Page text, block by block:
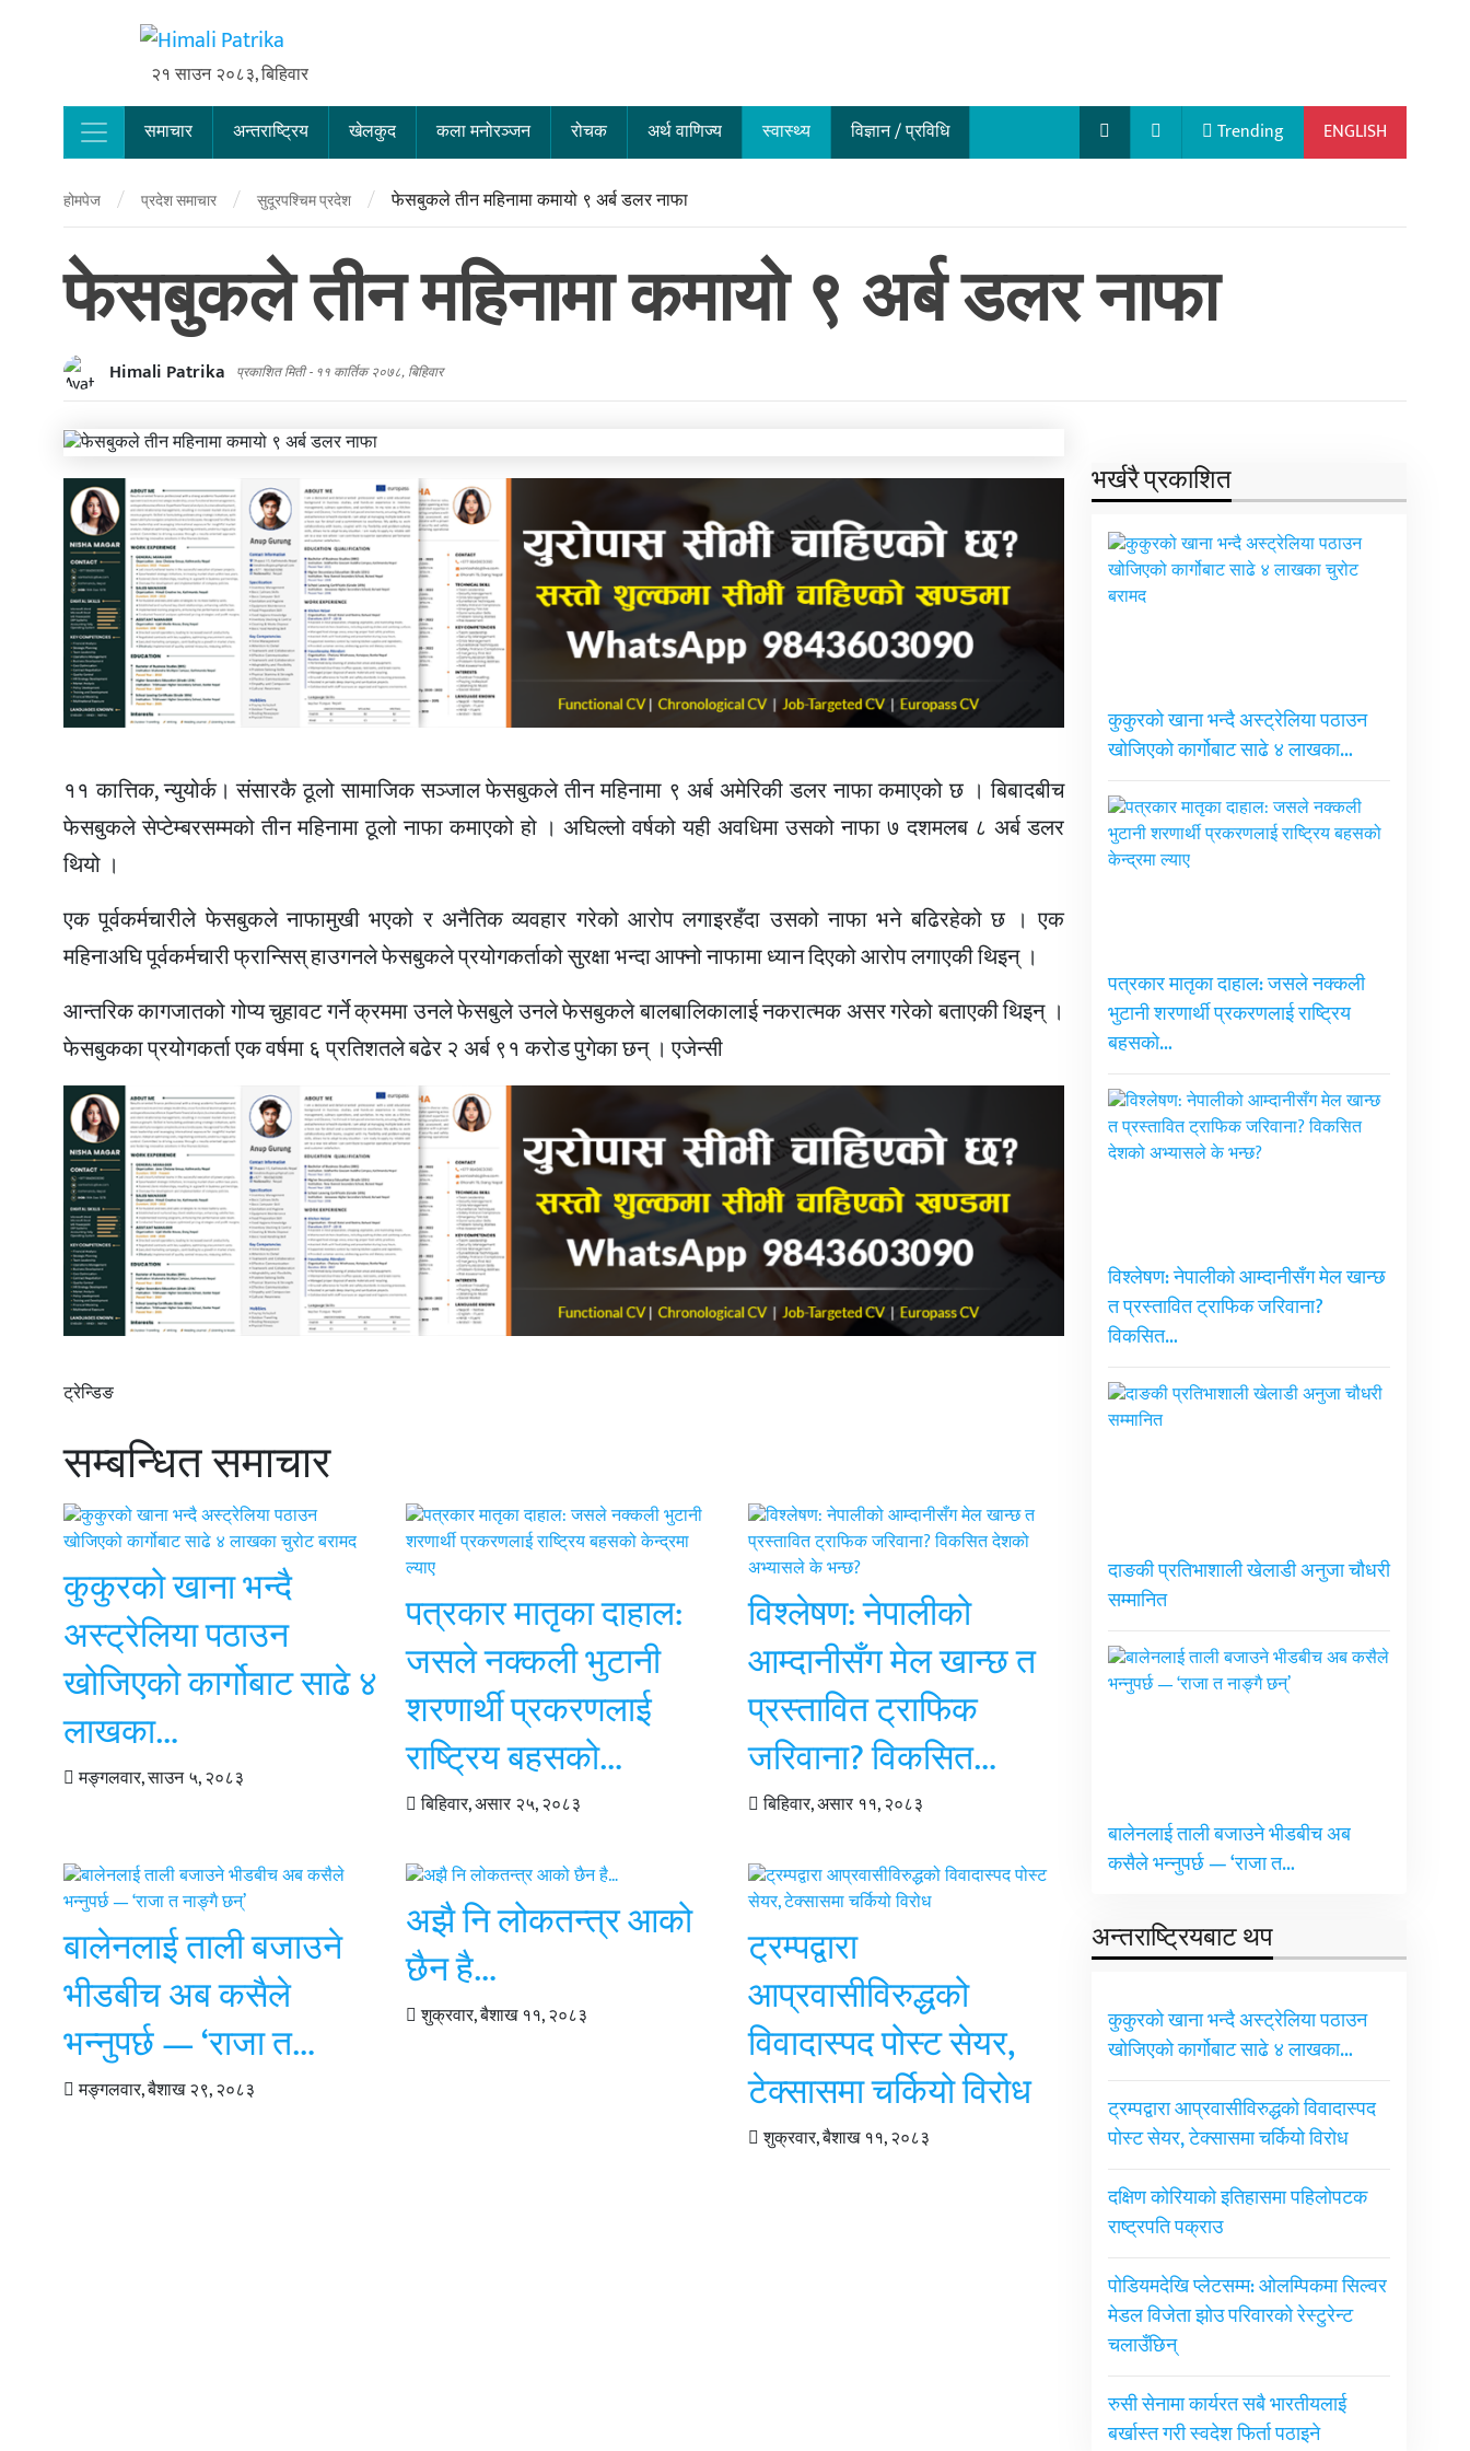
२१ साउन २०८३, बिहिवार
Main Navigation
समाचार अन्तराष्ट्रिय खेलकुद कला मनोरञ्जन रोचक अर्थ वाणिज्य स्वास्थ्य विज्ञान / प्रविधि Trending ENGLISH
होमपेज / प्रदेश समाचार / सुदूरपश्चिम प्रदेश / फेसबुकले तीन महिनामा कमायो ९ अर्ब डलर नाफा
फेसबुकले तीन महिनामा कमायो ९ अर्ब डलर नाफा
Himali Patrika प्रकाशित मिती - ११ कार्तिक २०७८, बिहिवार
११ कात्तिक, न्युयोर्क। संसारकै ठूलो सामाजिक सञ्जाल फेसबुकले तीन महिनामा ९ अर्ब अमेरिकी डलर नाफा कमाएको छ । बिबादबीच
फेसबुकले सेप्टेम्बरसम्मको तीन महिनामा ठूलो नाफा कमाएको हो । अघिल्लो वर्षको यही अवधिमा उसको नाफा ७ दशमलब ८ अर्ब डलर
थियो ।
एक पूर्वकर्मचारीले फेसबुकले नाफामुखी भएको र अनैतिक व्यवहार गरेको आरोप लगाइरहँदा उसको नाफा भने बढिरहेको छ । एक
महिनाअघि पूर्वकर्मचारी फ्रान्सिस् हाउगनले फेसबुकले प्रयोगकर्ताको सुरक्षा भन्दा आफ्नो नाफामा ध्यान दिएको आरोप लगाएकी थिइन् ।
आन्तरिक कागजातको गोप्य चुहावट गर्ने क्रममा उनले फेसबुले उनले फेसबुकले बालबालिकालाई नकरात्मक असर गरेको बताएकी थिइन् ।
फेसबुकका प्रयोगकर्ता एक वर्षमा ६ प्रतिशतले बढेर २ अर्ब ९१ करोड पुगेका छन् । एजेन्सी
ट्रेन्डिङ
सम्बन्धित समाचार
कुकुरको खाना भन्दै
अस्ट्रेलिया पठाउन
खोजिएको कार्गोबाट साढे ४
लाखका…
मङ्गलवार, साउन ५, २०८३
पत्रकार मातृका दाहाल:
जसले नक्कली भुटानी
शरणार्थी प्रकरणलाई
राष्ट्रिय बहसको…
बिहिवार, असार २५, २०८३
विश्लेषण: नेपालीको
आम्दानीसँग मेल खान्छ त
प्रस्तावित ट्राफिक
जरिवाना? विकसित…
बिहिवार, असार ११, २०८३
बालेनलाई ताली बजाउने
भीडबीच अब कसैले
भन्नुपर्छ — ‘राजा त…
मङ्गलवार, बैशाख २९, २०८३
अझै नि लोकतन्त्र आको
छैन है…
शुक्रवार, बैशाख ११, २०८३
ट्रम्पद्वारा
आप्रवासीविरुद्धको
विवादास्पद पोस्ट सेयर,
टेक्सासमा चर्कियो विरोध
शुक्रवार, बैशाख ११, २०८३
भर्खरै प्रकाशित
कुकुरको खाना भन्दै अस्ट्रेलिया पठाउन
खोजिएको कार्गोबाट साढे ४ लाखका…
पत्रकार मातृका दाहाल: जसले नक्कली
भुटानी शरणार्थी प्रकरणलाई राष्ट्रिय
बहसको…
विश्लेषण: नेपालीको आम्दानीसँग मेल खान्छ
त प्रस्तावित ट्राफिक जरिवाना?
विकसित…
दाङकी प्रतिभाशाली खेलाडी अनुजा चौधरी
सम्मानित
बालेनलाई ताली बजाउने भीडबीच अब
कसैले भन्नुपर्छ — ‘राजा त…
अन्तराष्ट्रियबाट थप
कुकुरको खाना भन्दै अस्ट्रेलिया पठाउन
खोजिएको कार्गोबाट साढे ४ लाखका…
ट्रम्पद्वारा आप्रवासीविरुद्धको विवादास्पद
पोस्ट सेयर, टेक्सासमा चर्कियो विरोध
दक्षिण कोरियाको इतिहासमा पहिलोपटक
राष्ट्रपति पक्राउ
पोडियमदेखि प्लेटसम्म: ओलम्पिकमा सिल्वर
मेडल विजेता झोउ परिवारको रेस्टुरेन्ट
चलाउँछिन्
रुसी सेनामा कार्यरत सबै भारतीयलाई
बर्खास्त गरी स्वदेश फिर्ता पठाइने